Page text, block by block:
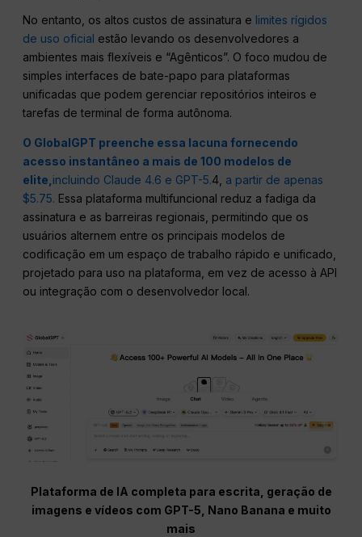
No entanto, os altos custos de assinatura e limites rígidos
de uso oficial estão levando os desenvolvedores a
ambientes mais flexíveis e “Agênticos”. O foco mudou de
simples interfaces de bate-papo para plataformas
unificadas que podem gerenciar repositórios inteiros e
tarefas de terminal de forma autônoma.
O GlobalGPT preenche essa lacuna fornecendo
acesso instantâneo a mais de 100 modelos de
elite, incluindo Claude 4.6 e GPT-5.4, a partir de apenas
$5.75. Essa plataforma multifuncional reduz a fadiga da
assinatura e as barreiras regionais, permitindo que os
usuários alternem entre os principais modelos de
codificação em um espaço de trabalho rápido e unificado,
projetado para uso na plataforma, em vez de acesso à API
ou integração com o desenvolvedor local.
Plataforma de IA completa para escrita, geração de
imagens e vídeos com GPT-5, Nano Banana e muito
mais